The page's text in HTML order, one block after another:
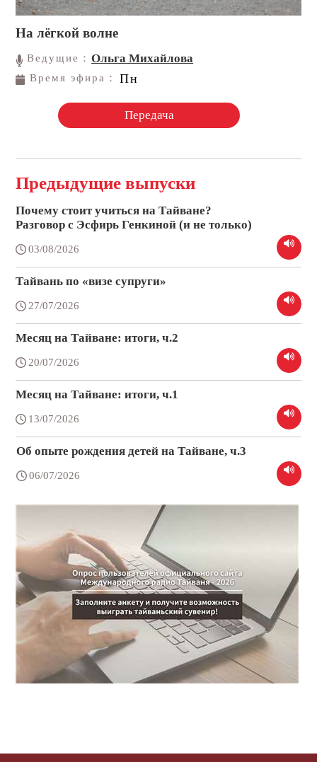
На лёгкой волне
Ведущие：Ольга Михайлова
Время эфира： Пн
Передача
Предыдущие выпуски
Почему стоит учиться на Тайване?
Разговор с Эсфирь Генкиной (и не только)
03/08/2026
Тайвань по «визе супруги»
27/07/2026
Месяц на Тайване: итоги, ч.2
20/07/2026
Месяц на Тайване: итоги, ч.1
13/07/2026
Об опыте рождения детей на Тайване, ч.3
06/07/2026